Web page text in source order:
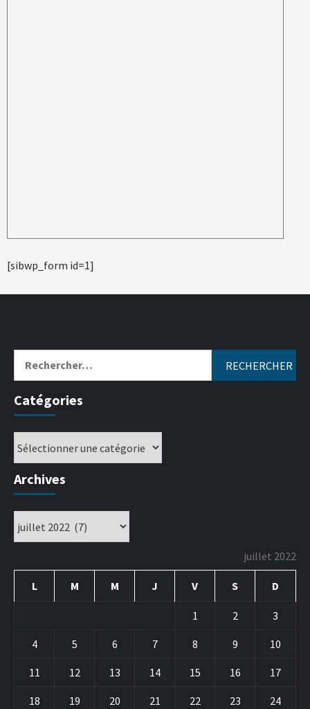
[sibwp_form id=1]
Catégories
Archives
juillet 2022
L M M J V S D
1 2 3
4 5 6 7 8 9 10
11 12 13 14 15 16 17
18 19 20 21 22 23 24